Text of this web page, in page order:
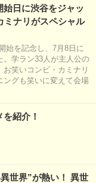
日に渋谷をジャッ
ミナリがスペシャル
始を記念し、7月8日に
。学ラン33人が主人公の
笑いコンビ・カミナリ
ングも笑いに変えて会場
紹介！
世界”が熱い！ 異世